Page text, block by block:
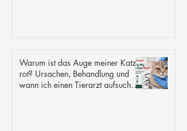
Warum ist das Auge meiner Katze
rot? Ursachen, Behandlung und
wann ich einen Tierarzt aufsuchen